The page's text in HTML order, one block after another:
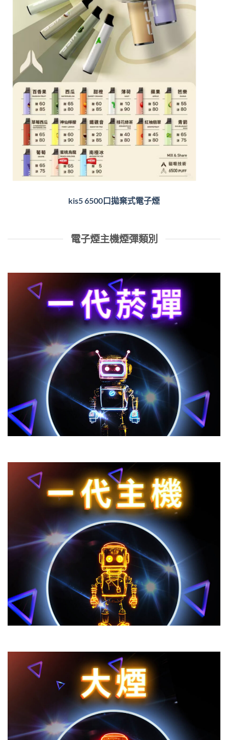
kis5 6500口拋棄式電子煙
電子煙主機煙彈類別